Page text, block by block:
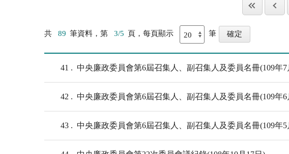
共 89 筆資料，第 3/5 頁，每頁顯示 筆
41 中央廉政委員會第6屆召集人、副召集人及委員名冊(109年7
42 中央廉政委員會第6屆召集人、副召集人及委員名冊(109年6
43 中央廉政委員會第6屆召集人、副召集人及委員名冊(109年5